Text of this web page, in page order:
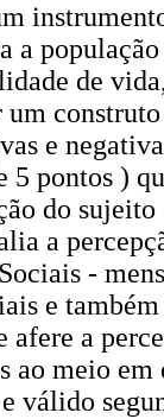
a
de
um
e
pontos )
do
a
-
e
a
ao meio
válido